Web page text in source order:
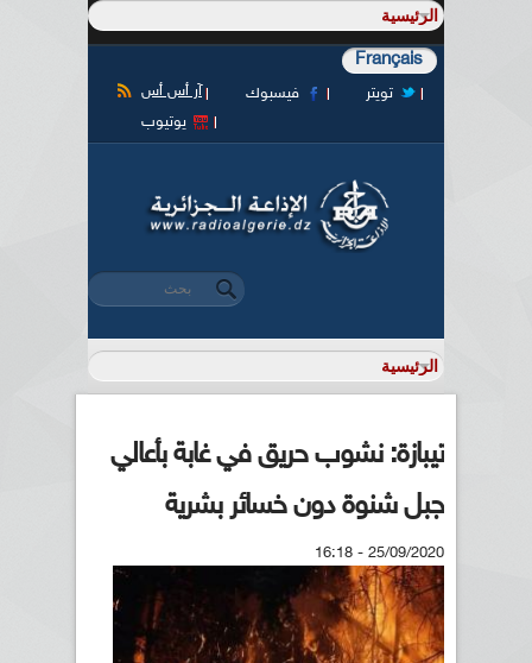
Français
آر أس أس فيسبوك
تويتر
يوتيوب
استمارة البحث
‏بحث ‏
تيبازة: نشوب حريق في غابة بأعالي
جبل شنوة دون خسائر بشرية
25/09/2020 - 16:18